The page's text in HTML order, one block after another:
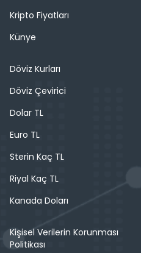
Kripto Fiyatları
Künye
Döviz Kurları
Döviz Çevirici
Dolar TL
Euro TL
Sterin Kaç TL
Riyal Kaç TL
Kanada Doları
Kişisel Verilerin Korunması
Politikası